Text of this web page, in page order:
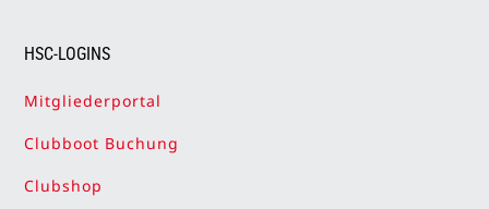
HSC-LOGINS
Mitgliederportal
Clubboot Buchung
Clubshop